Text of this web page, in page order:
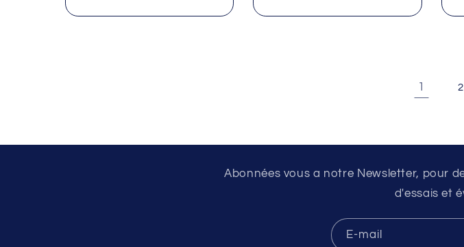
1 2
Abonnées vous a notre Newsletter, pour
d'essais et
E-mail